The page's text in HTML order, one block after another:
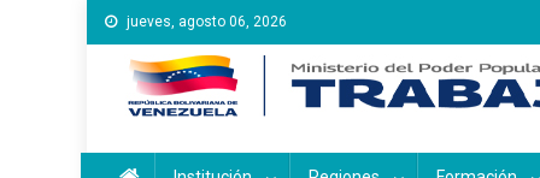
Saltar
al
contenido
jueves, agosto 06, 2026
Instituto Nacional de
Inces